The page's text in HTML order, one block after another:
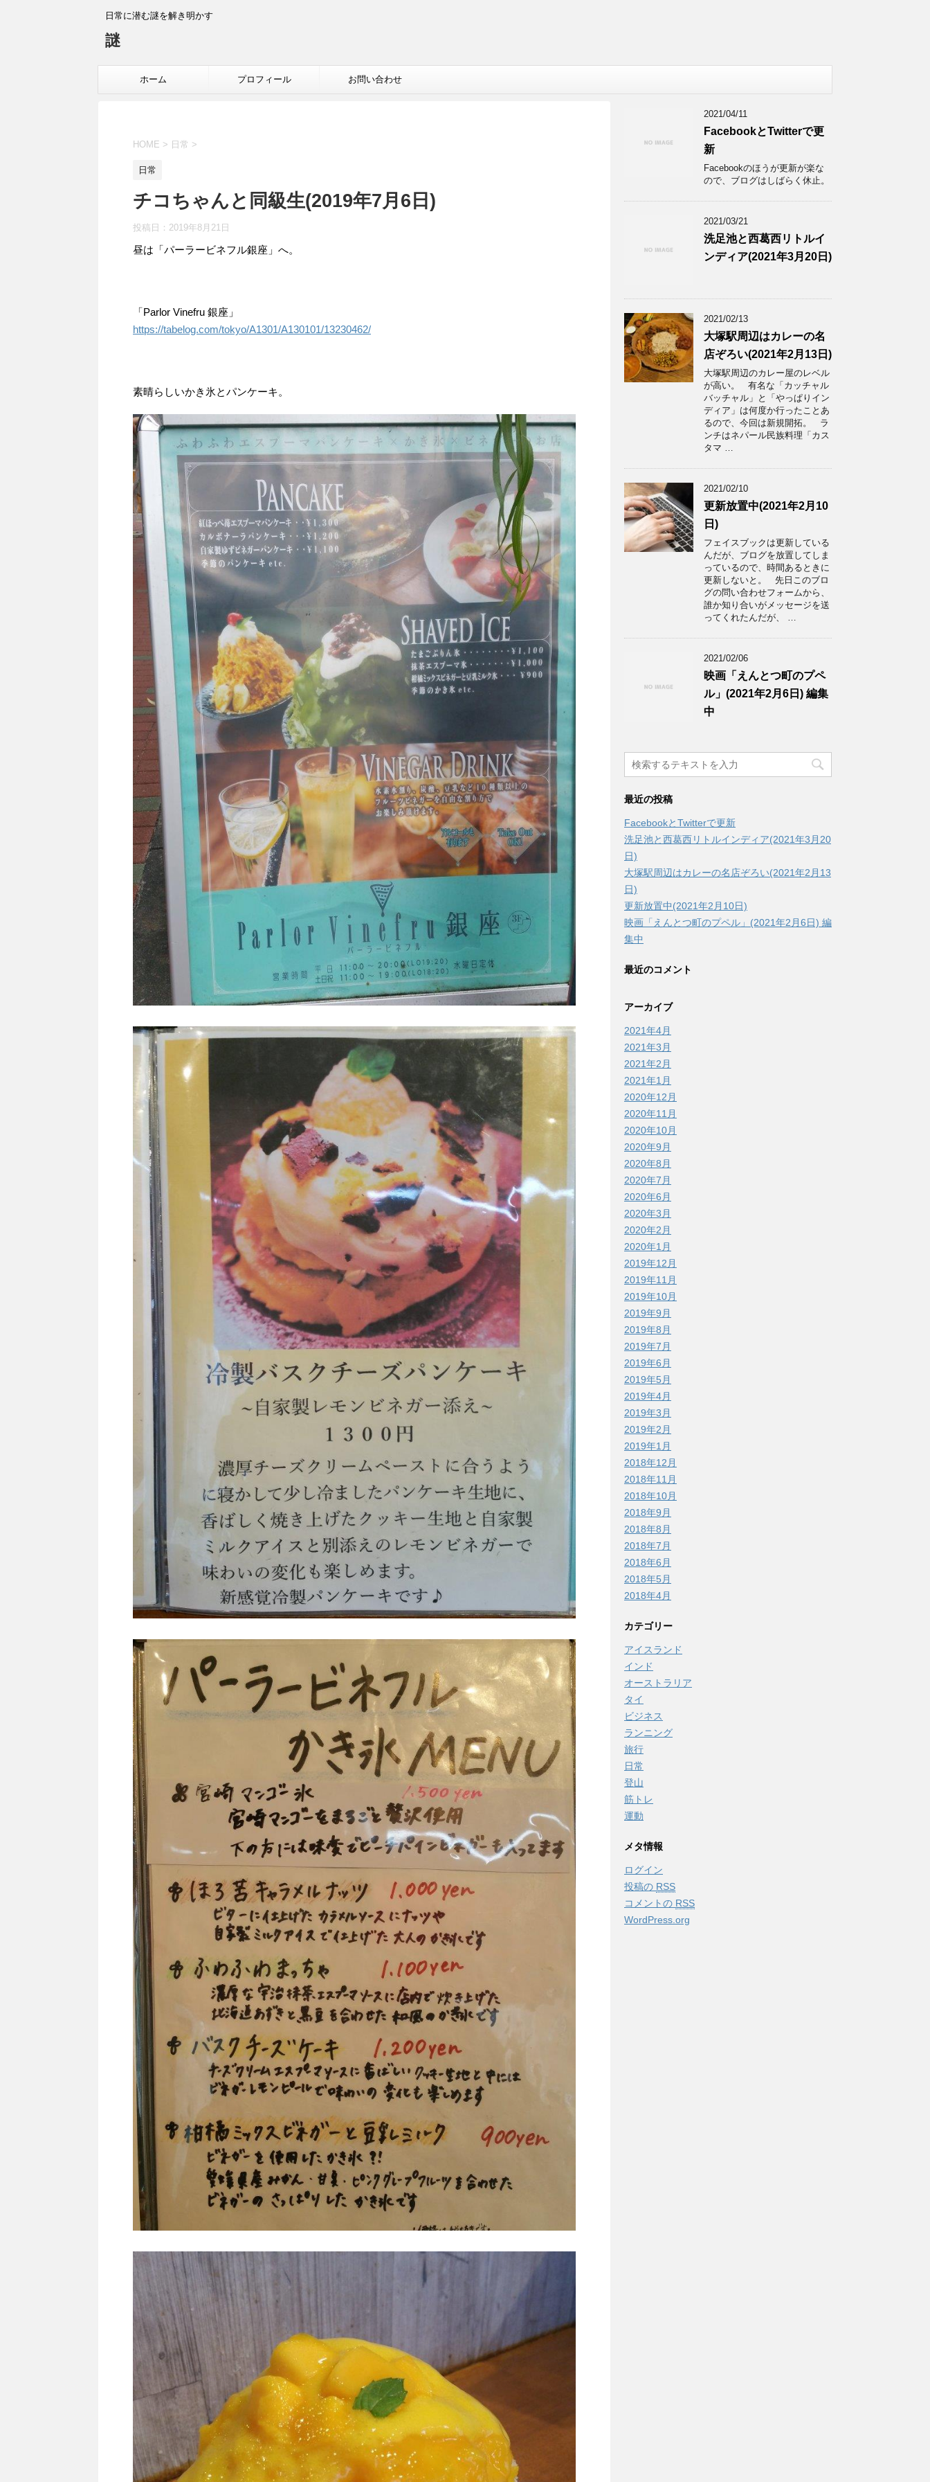
日常に潜む謎を解き明かす
謎
ホーム プロフィール お問い合わせ
HOME > 日常 >
日常
チコちゃんと同級生(2019年7月6日)
投稿日： 2019年8月21日
昼は「パーラービネフル銀座」へ。
「Parlor Vinefru 銀座」
https://tabelog.com/tokyo/A1301/A130101/13230462/
素晴らしいかき氷とパンケーキ。
2021/04/11
FacebookとTwitterで更
新
Facebookのほうが更新が楽な
ので、ブログはしばらく休止。
2021/03/21
洗足池と西葛西リトルイ
ンディア(2021年3月20日)
2021/02/13
大塚駅周辺はカレーの名
店ぞろい(2021年2月13日)
大塚駅周辺のカレー屋のレベル
が高い。 有名な「カッチャル
バッチャル」と「やっぱりイン
ディア」は何度か行ったことあ
るので、今回は新規開拓。 ラ
ンチはネパール民族料理「カス
タマ …
2021/02/10
更新放置中(2021年2月10
日)
フェイスブックは更新している
んだが、ブログを放置してしま
っているので、時間あるときに
更新しないと。 先日このブロ
グの問い合わせフォームから、
誰か知り合いがメッセージを送
ってくれたんだが、 …
2021/02/06
映画「えんとつ町のプペ
ル」(2021年2月6日) 編集
中
最近の投稿
FacebookとTwitterで更新
洗足池と西葛西リトルインディア(2021年3月20
日)
大塚駅周辺はカレーの名店ぞろい(2021年2月13
日)
更新放置中(2021年2月10日)
映画「えんとつ町のプペル」(2021年2月6日) 編
集中
最近のコメント
アーカイブ
2021年4月
2021年3月
2021年2月
2021年1月
2020年12月
2020年11月
2020年10月
2020年9月
2020年8月
2020年7月
2020年6月
2020年3月
2020年2月
2020年1月
2019年12月
2019年11月
2019年10月
2019年9月
2019年8月
2019年7月
2019年6月
2019年5月
2019年4月
2019年3月
2019年2月
2019年1月
2018年12月
2018年11月
2018年10月
2018年9月
2018年8月
2018年7月
2018年6月
2018年5月
2018年4月
カテゴリー
アイスランド
インド
オーストラリア
タイ
ビジネス
ランニング
旅行
日常
登山
筋トレ
運動
メタ情報
ログイン
投稿の RSS
コメントの RSS
WordPress.org